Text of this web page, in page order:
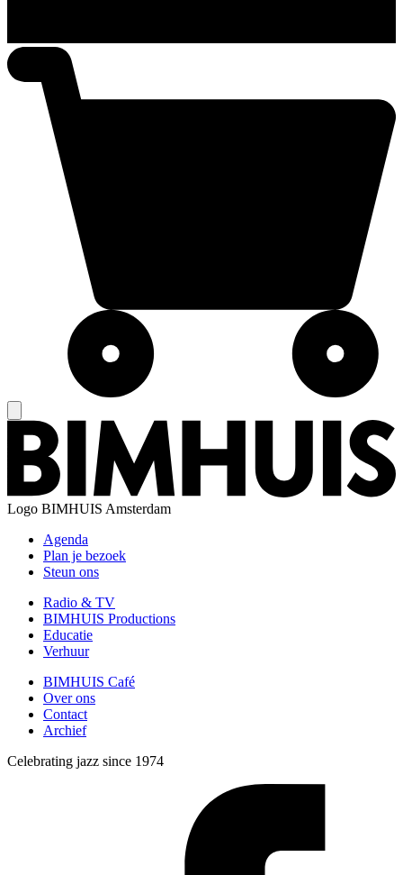
Logo BIMHUIS Amsterdam
Agenda
Plan je bezoek
Steun ons
Radio & TV
BIMHUIS Productions
Educatie
Verhuur
BIMHUIS Café
Over ons
Contact
Archief
Celebrating jazz since 1974